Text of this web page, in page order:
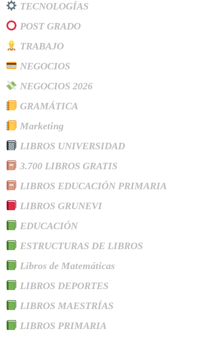
TECNOLOGÍAS
POST GRADO
TRABAJO
NEGOCIOS
NEGOCIOS 2026
GRAMÁTICA
Marketing
LIBROS UNIVERSIDAD
3.700 LIBROS GRATIS
LIBROS EDUCACIÓN PRIMARIA
LIBROS GRUNEVI
EDUCACIÓN
ESTRUCTURAS DE LIBROS
Libros de Matemáticas
LIBROS DEPORTES
LIBROS MAESTRÍAS
LIBROS PRIMARIA